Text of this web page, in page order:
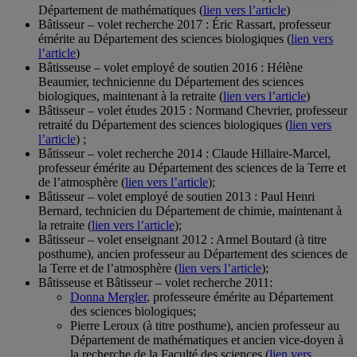
Département de mathématiques (lien vers l’article)
Bâtisseur – volet recherche 2017 : Éric Rassart, professeur
émérite au Département des sciences biologiques (lien vers
l’article)
Bâtisseuse – volet employé de soutien 2016 : Hélène
Beaumier, technicienne du Département des sciences
biologiques, maintenant à la retraite (lien vers l’article)
Bâtisseur – volet études 2015 : Normand Chevrier, professeur
retraité du Département des sciences biologiques (lien vers
l’article) ;
Bâtisseur – volet recherche 2014 : Claude Hillaire-Marcel,
professeur émérite au Département des sciences de la Terre et
de l’atmosphère (lien vers l’article);
Bâtisseur – volet employé de soutien 2013 : Paul Henri
Bernard, technicien du Département de chimie, maintenant à
la retraite (lien vers l’article);
Bâtisseur – volet enseignant 2012 : Armel Boutard (à titre
posthume), ancien professeur au Département des sciences de
la Terre et de l’atmosphère (lien vers l’article);
Bâtisseuse et Bâtisseur – volet recherche 2011:
Donna Mergler, professeure émérite au Département
des sciences biologiques;
Pierre Leroux (à titre posthume), ancien professeur au
Département de mathématiques et ancien vice-doyen à